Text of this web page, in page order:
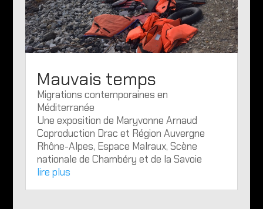
Mauvais temps
Migrations contemporaines en
Méditerranée
Une exposition de Maryvonne Arnaud
Coproduction Drac et Région Auvergne
Rhône-Alpes, Espace Malraux, Scène
nationale de Chambéry et de la Savoie
lire plus